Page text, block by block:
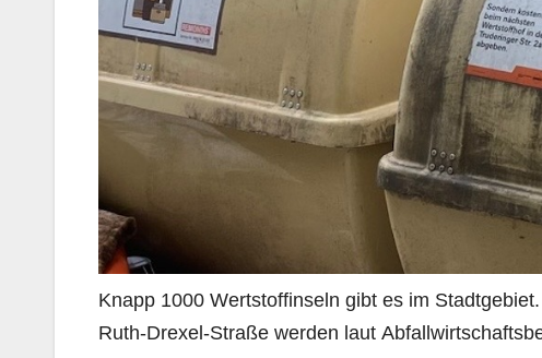
Knapp 1000 Wertstoffinseln gibt es im
Ruth-Drexel-Straße werden laut